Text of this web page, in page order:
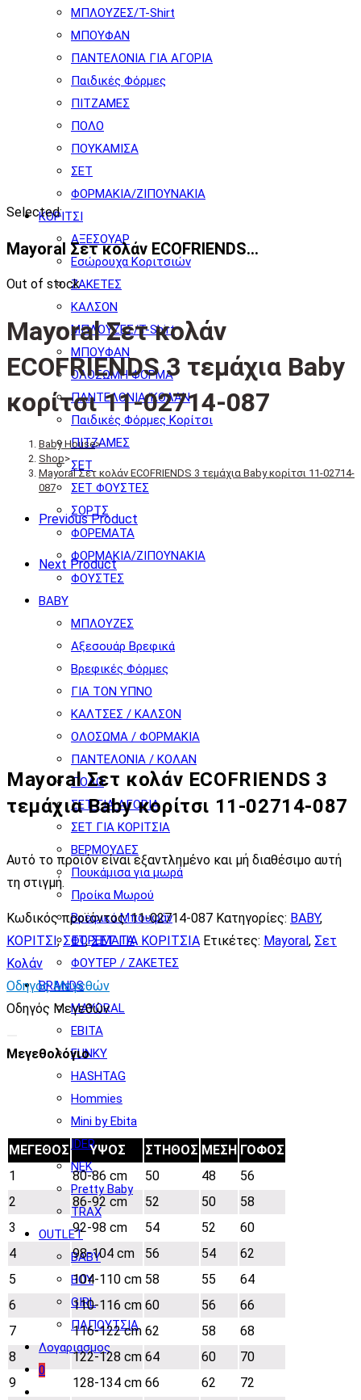
ΜΠΛΟΥΖΕΣ/T-Shirt
ΜΠΟΥΦΑΝ
ΠΑΝΤΕΛΟΝΙΑ ΓΙΑ ΑΓΟΡΙΑ
Παιδικές Φόρμες
ΠΙΤΖΑΜΕΣ
ΠΟΛΟ
ΠΟΥΚΑΜΙΣΑ
ΣΕΤ
ΦΟΡΜΑΚΙΑ/ΖΙΠΟΥΝΑΚΙΑ
ΚΟΡΙΤΣΙ
ΑΞΕΣΟΥΑΡ
Εσώρουχα Κοριτσιών
ΖΑΚΕΤΕΣ
ΚΑΛΣΟΝ
ΜΠΛΟΥΖΕΣ/T-Shirt
ΜΠΟΥΦΑΝ
ΟΛΟΣΩΜΗ ΦΟΡΜΑ
ΠΑΝΤΕΛΟΝΙΑ/ΚΟΛΑΝ
Παιδικές Φόρμες Κορίτσι
ΠΙΤΖΑΜΕΣ
ΣΕΤ
ΣΕΤ ΦΟΥΣΤΕΣ
ΣΟΡΤΣ
ΦΟΡΕΜΑΤΑ
ΦΟΡΜΑΚΙΑ/ΖΙΠΟΥΝΑΚΙΑ
ΦΟΥΣΤΕΣ
BABY
ΜΠΛΟΥΖΕΣ
Αξεσουάρ Βρεφικά
Βρεφικές Φόρμες
ΓΙΑ ΤΟΝ ΥΠΝΟ
ΚΑΛΤΣΕΣ / ΚΑΛΣΟΝ
ΟΛΟΣΩΜΑ / ΦΟΡΜΑΚΙΑ
ΠΑΝΤΕΛΟΝΙΑ / ΚΟΛΑΝ
ΠΟΛΟ
ΣΕΤ ΓΙΑ ΑΓΟΡΙΑ
ΣΕΤ ΓΙΑ ΚΟΡΙΤΣΙΑ
ΒΕΡΜΟΥΔΕΣ
Πουκάμισα για μωρά
Προίκα Μωρού
Βρεφικά Μπουφάν
ΦΟΡΕΜΑΤΑ
ΦΟΥΤΕΡ / ΖΑΚΕΤΕΣ
BRANDS
MAYORAL
EBITA
FUNKY
HASHTAG
Hommies
Mini by Ebita
IDER
NEK
Pretty Baby
TRAX
OUTLET
BABY
BOY
GIRL
ΠΑΠΟΥΤΣΙΑ
Λογαριασμος
0
Selected:
Mayoral Σετ κολάν ECOFRIENDS…
Out of stock
Mayoral Σετ κολάν
ECOFRIENDS 3 τεμάχια Baby
κορίτσι 11-02714-087
Baby House>
Shop>
Mayoral Σετ κολάν ECOFRIENDS 3 τεμάχια Baby κορίτσι 11-02714-
087
Previous Product
Next Product
Mayoral Σετ κολάν ECOFRIENDS 3
τεμάχια Baby κορίτσι 11-02714-087
Αυτό το προϊόν είναι εξαντλημένο και μή διαθέσιμο αυτή
τη στιγμή.
Κωδικός προϊόντος:11-02714-087 Κατηγορίες: BABY,
ΚΟΡΙΤΣΙ,ΣΕΤ,ΣΕΤ ΓΙΑ ΚΟΡΙΤΣΙΑ Ετικέτες: Mayoral, Σετ
Κολάν
Οδηγός Μεγεθών
Οδηγός Μεγεθών
Μεγεθολόγιο
ΜΕΓΕΘΟΣ ΥΨΟΣ ΣΤΗΘΟΣ ΜΕΣΗ ΓΟΦΟΣ
1
80-86 cm 50 48
56
2
86-92 cm 52 50
58
3
92-98 cm 54 52
60
4
98-104 cm 56 54
62
5
104-110 cm 58 55
64
6
110-116 cm 60 56
66
7
116-122 cm 62 58
68
8
122-128 cm 64 60
70
9
128-134 cm 66 62
72